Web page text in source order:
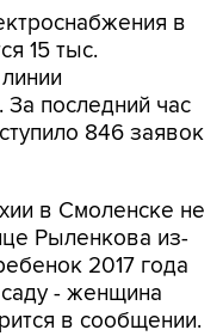
в
15 тыс.
За последний час
846 заявок
в Смоленске не
Рыленкова из-
2017 года
- женщина
в сообщении.